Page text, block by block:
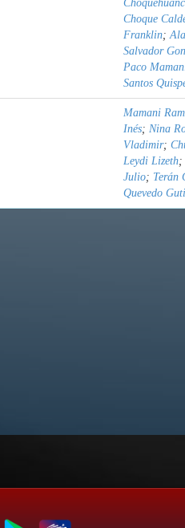
Choque
Franklin;
Salvador
Paco
Santos
Mamani
Inés; Nina
Vladimir;
Leydi Lizeth;
Julio; Terán
Quevedo